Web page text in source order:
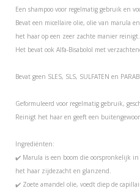
Een shampoo voor regelmatig gebruik en
Bevat een micellaire olie, olie van marula
het haar op een zeer zachte manier reinigt.
Het bevat ook Alfa-Bisabolol met
Bevat geen SLES, SLS, SULFATEN en
Geformuleerd voor regelmatig gebruik,
Reinigt het haar en geeft een
Ingrediënten:
✔️ Marula is een boom die oorspronkelijk
het haar zijdezacht en glanzend.
✔️ Zoete amandel olie, voedt diep de